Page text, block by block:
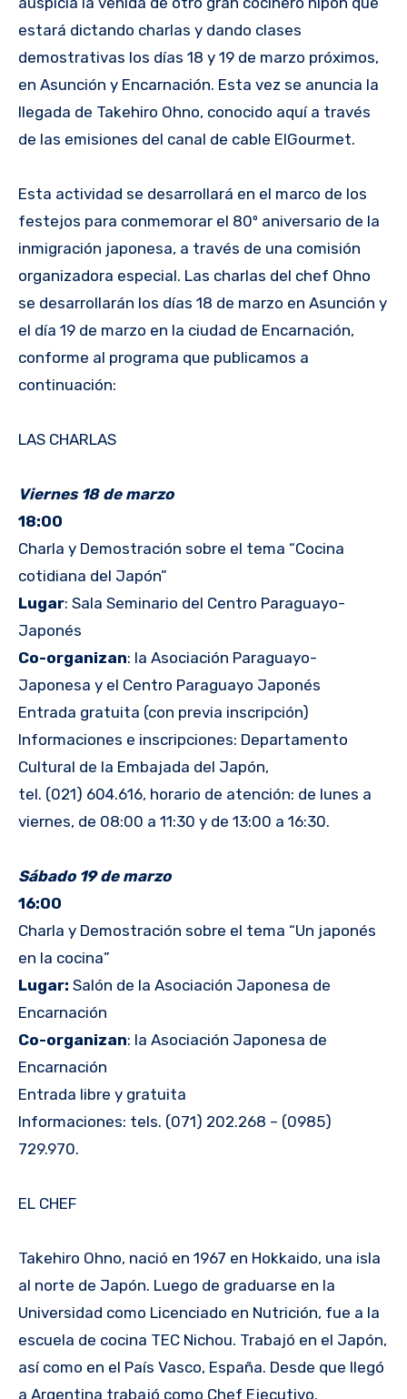
estará dictando charlas y dando clases
demostrativas los días 18 y 19 de marzo próximos,
en Asunción y Encarnación. Esta vez se anuncia la
llegada de Takehiro Ohno, conocido aquí a través
de las emisiones del canal de cable ElGourmet.
Esta actividad se desarrollará en el marco de los
festejos para conmemorar el 80º aniversario de la
inmigración japonesa, a través de una comisión
organizadora especial. Las charlas del chef Ohno
se desarrollarán los días 18 de marzo en Asunción y
el día 19 de marzo en la ciudad de Encarnación,
conforme al programa que publicamos a
continuación:
LAS CHARLAS
Viernes 18 de marzo
18:00
Charla y Demostración sobre el tema “Cocina
cotidiana del Japón”
Lugar: Sala Seminario del Centro Paraguayo-
Japonés
Co-organizan: la Asociación Paraguayo-
Japonesa y el Centro Paraguayo Japonés
Entrada gratuita (con previa inscripción)
Informaciones e inscripciones: Departamento
Cultural de la Embajada del Japón,
tel. (021) 604.616, horario de atención: de lunes a
viernes, de 08:00 a 11:30 y de 13:00 a 16:30.
Sábado 19 de marzo
16:00
Charla y Demostración sobre el tema “Un japonés
en la cocina”
Lugar: Salón de la Asociación Japonesa de
Encarnación
Co-organizan: la Asociación Japonesa de
Encarnación
Entrada libre y gratuita
Informaciones: tels. (071) 202.268 – (0985)
729.970.
EL CHEF
Takehiro Ohno, nació en 1967 en Hokkaido, una isla
al norte de Japón. Luego de graduarse en la
Universidad como Licenciado en Nutrición, fue a la
escuela de cocina TEC Nichou. Trabajó en el Japón,
así como en el País Vasco, España. Desde que llegó
a Argentina trabajó como Chef Ejecutivo.